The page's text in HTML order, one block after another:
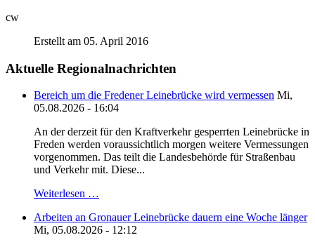
cw
Erstellt am 05. April 2016
Aktuelle Regionalnachrichten
Bereich um die Fredener Leinebrücke wird vermessen Mi,
05.08.2026 - 16:04
An der derzeit für den Kraftverkehr gesperrten Leinebrücke in
Freden werden voraussichtlich morgen weitere Vermessungen
vorgenommen. Das teilt die Landesbehörde für Straßenbau
und Verkehr mit. Diese...
Weiterlesen …
Arbeiten an Gronauer Leinebrücke dauern eine Woche länger
Mi, 05.08.2026 - 12:12